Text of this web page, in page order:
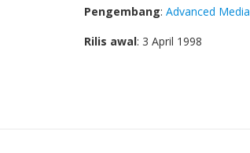
Pengembang: Advanced
Rilis awal: 3 April 1998